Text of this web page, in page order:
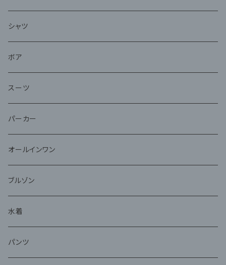
シャツ
ボア
スーツ
パーカー
オールインワン
ブルゾン
水着
パンツ